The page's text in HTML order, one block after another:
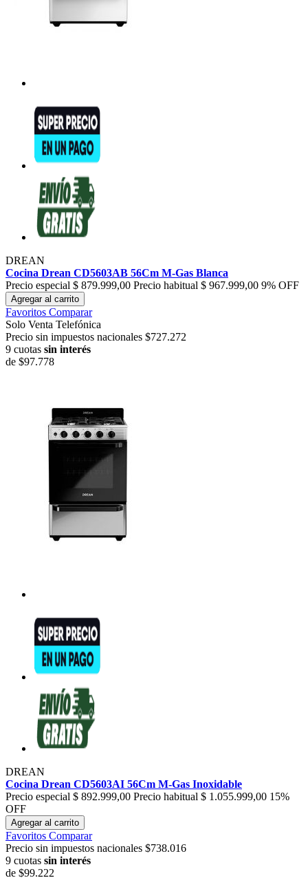
DREAN
Cocina Drean CD5603AB 56Cm M-Gas Blanca
Precio especial $ 879.999,00 Precio habitual $ 967.999,00 9% OFF
Agregar al carrito
Favoritos Comparar
Solo Venta Telefónica
Precio sin impuestos nacionales $727.272
9 cuotas sin interés
de $97.778
DREAN
Cocina Drean CD5603AI 56Cm M-Gas Inoxidable
Precio especial $ 892.999,00 Precio habitual $ 1.055.999,00 15%
OFF
Agregar al carrito
Favoritos Comparar
Precio sin impuestos nacionales $738.016
9 cuotas sin interés
de $99.222